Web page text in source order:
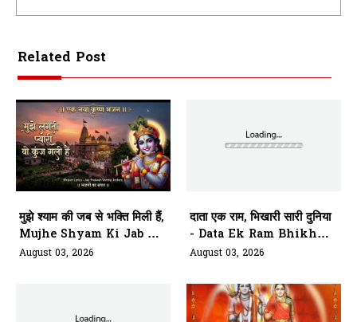
Related Post
मुझे श्याम की जब से भक्ति मिली हैं,
Mujhe Shyam Ki Jab Se
Bhakti Mili Hai
August 03, 2026
दाता एक राम, भिखारी सारी दुनिया
- Data Ek Ram Bhikhari
Saari Duniya
August 03, 2026